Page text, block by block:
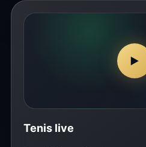
▶
Tenis live